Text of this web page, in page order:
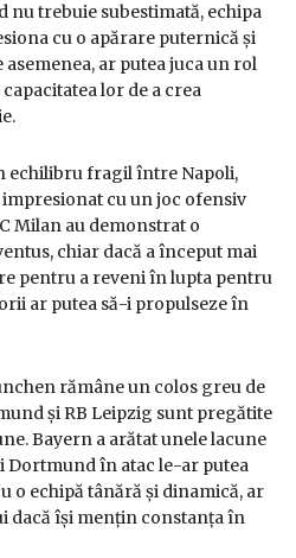
nu trebuie subestimată, echipa
cu o apărare puternică și
asemenea, ar putea juca un rol
lor de a crea
echilibru fragil între Napoli,
cu un joc ofensiv
Milan au demonstrat o
chiar dacă a început mai
pentru a reveni în lupta pentru
ar putea să-i propulseze în
rămâne un colos greu de
și RB Leipzig sunt pregătite
Bayern a arătat unele lacune
Dortmund în atac le-ar putea
o echipă tânără și dinamică, ar
dacă își mențin constanța în